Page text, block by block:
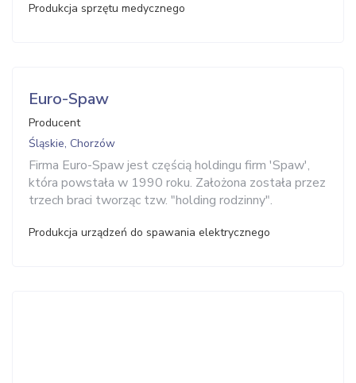
Produkcja sprzętu medycznego
Euro-Spaw
Producent
Śląskie, Chorzów
Firma Euro-Spaw jest częścią holdingu firm 'Spaw',
która powstała w 1990 roku. Założona została przez
trzech braci tworząc tzw. "holding rodzinny".
Produkcja urządzeń do spawania elektrycznego